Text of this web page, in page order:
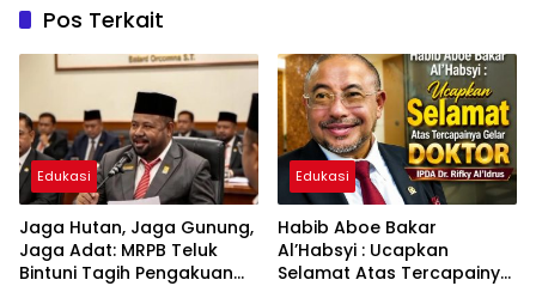
Pos Terkait
Edukasi
Jaga Hutan, Jaga Gunung,
Jaga Adat: MRPB Teluk
Bintuni Tagih Pengakuan
Edukasi
Habib Aboe Bakar
Al’Habsyi : Ucapkan
Selamat Atas Tercapainya